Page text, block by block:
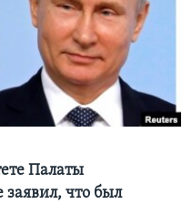
Палаты
заявил, что был